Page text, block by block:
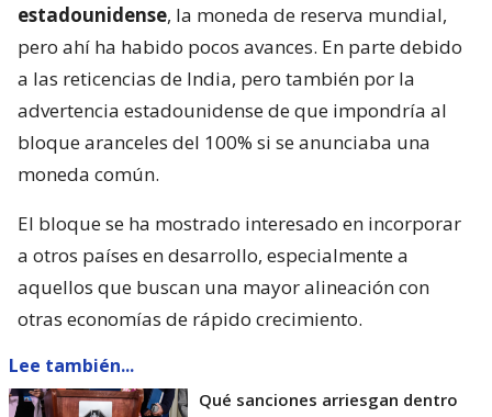
estadounidense, la moneda de reserva mundial,
pero ahí ha habido pocos avances. En parte debido
a las reticencias de India, pero también por la
advertencia estadounidense de que impondría al
bloque aranceles del 100% si se anunciaba una
moneda común.
El bloque se ha mostrado interesado en incorporar
a otros países en desarrollo, especialmente a
aquellos que buscan una mayor alineación con
otras economías de rápido crecimiento.
Lee también...
Qué sanciones arriesgan dentro